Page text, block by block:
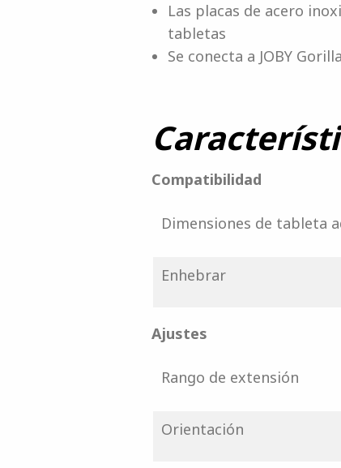
Las placas de acero
tabletas
Se conecta a JOBY
Compatibilidad
Dimensiones de tableta
Enhebrar
Ajustes
Rango de extensión
Orientación